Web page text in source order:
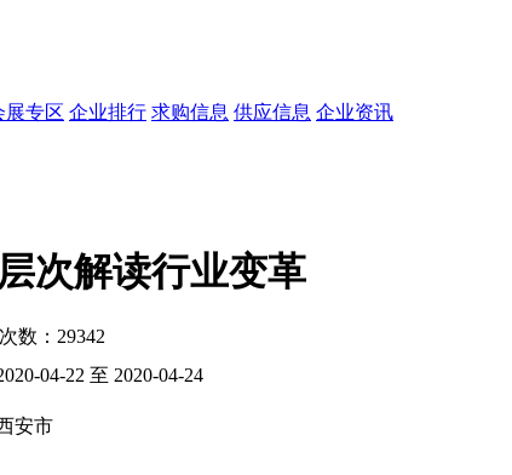
展专区 企业排行 求购信息 供应信息 企业资讯
次解读行业变革
数： 29342
04-22 至 2020-04-24
安市